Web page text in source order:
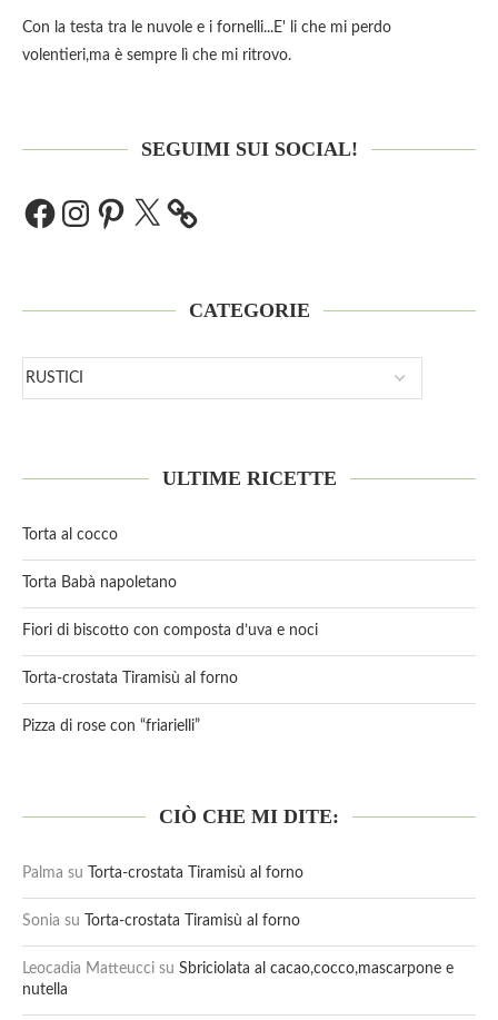
Con la testa tra le nuvole e i fornelli...E' li che mi perdo
volentieri,ma è sempre lì che mi ritrovo.
SEGUIMI SUI SOCIAL!
CATEGORIE
ULTIME RICETTE
Torta al cocco
Torta Babà napoletano
Fiori di biscotto con composta d’uva e noci
Torta-crostata Tiramisù al forno
Pizza di rose con “friarielli”
CIÒ CHE MI DITE:
Palma su Torta-crostata Tiramisù al forno
Sonia su Torta-crostata Tiramisù al forno
Leocadia Matteucci su Sbriciolata al cacao,cocco,mascarpone e
nutella